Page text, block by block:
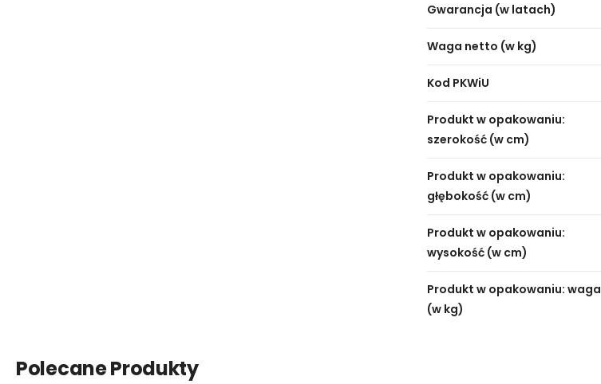
Gwarancja (w latach)
Waga netto (w kg)
Kod PKWiU
Produkt w opakowaniu:
szerokość (w cm)
Produkt w opakowaniu:
głębokość (w cm)
Produkt w opakowaniu:
wysokość (w cm)
Produkt w opakowaniu: waga
(w kg)
Polecane Produkty